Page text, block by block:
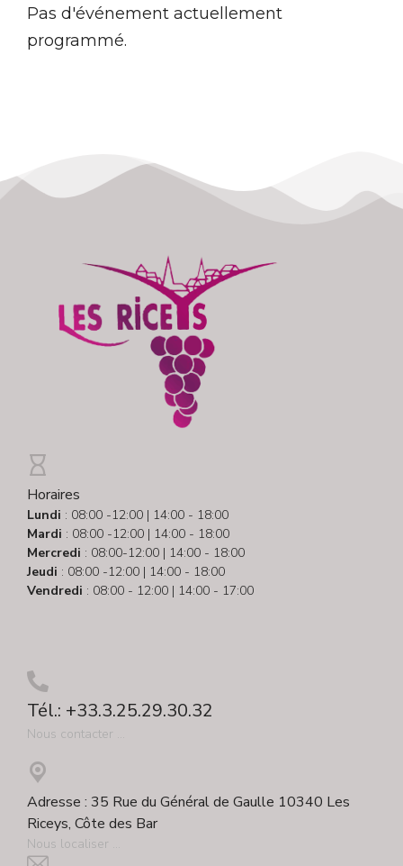
Pas d'événement actuellement
programmé.
Horaires
Lundi : 08:00 -12:00 | 14:00 - 18:00
Mardi : 08:00 -12:00 | 14:00 - 18:00
Mercredi : 08:00-12:00 | 14:00 - 18:00
Jeudi : 08:00 -12:00 | 14:00 - 18:00
Vendredi : 08:00 - 12:00 | 14:00 - 17:00
Tél.: +33.3.25.29.30.32
Nous contacter ...
Adresse : 35 Rue du Général de Gaulle 10340 Les
Riceys, Côte des Bar
Nous localiser ...